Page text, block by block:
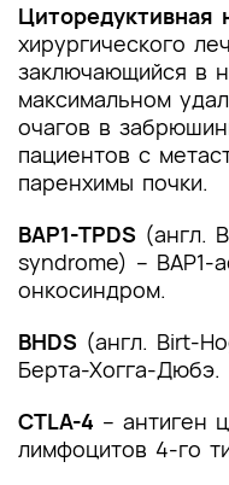
Циторедуктивная
хирургического
заключающийся в
максимальном
очагов в
пациентов с
паренхимы почки.
BAP1-TPDS (англ.
syndrome) – BAP1-
онкосиндром.
BHDS (англ. Birt-
Берта-Хогга-Дюбэ.
CTLA-4 – антиген
лимфоцитов 4-го